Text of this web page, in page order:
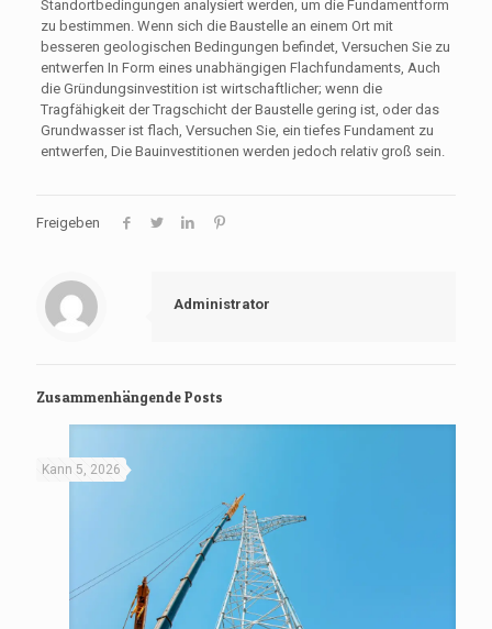
Standortbedingungen analysiert werden, um die Fundamentform
zu bestimmen. Wenn sich die Baustelle an einem Ort mit
besseren geologischen Bedingungen befindet, Versuchen Sie zu
entwerfen In Form eines unabhängigen Flachfundaments, Auch
die Gründungsinvestition ist wirtschaftlicher; wenn die
Tragfähigkeit der Tragschicht der Baustelle gering ist, oder das
Grundwasser ist flach, Versuchen Sie, ein tiefes Fundament zu
entwerfen, Die Bauinvestitionen werden jedoch relativ groß sein.
Freigeben
Administrator
Zusammenhängende Posts
Kann 5, 2026